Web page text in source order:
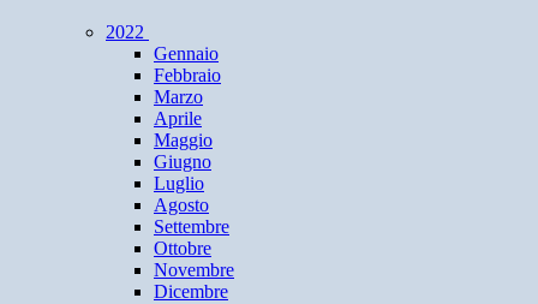
2022
Gennaio
Febbraio
Marzo
Aprile
Maggio
Giugno
Luglio
Agosto
Settembre
Ottobre
Novembre
Dicembre